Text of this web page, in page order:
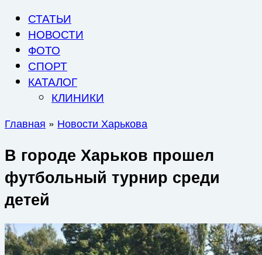
СТАТЬИ
НОВОСТИ
ФОТО
СПОРТ
КАТАЛОГ
КЛИНИКИ
Главная » Новости Харькова
В городе Харьков прошел
футбольный турнир среди
детей